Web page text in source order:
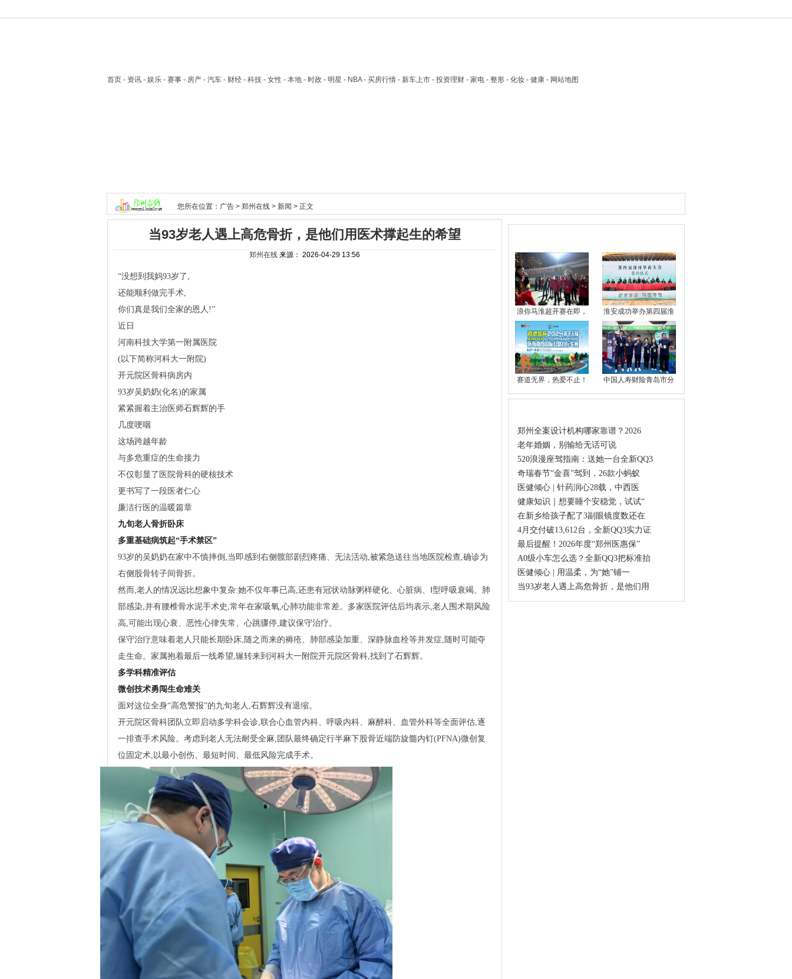
首页 - 资讯 - 娱乐 - 赛事 - 房产 - 汽车 - 财经 - 科技 - 女性 - 本地 - 时政 - 明星 - NBA - 买房行情 - 新车上市 - 投资理财 - 家电 - 整形 - 化妆 - 健康 - 网站地图
您所在位置： 广告 > 郑州在线 > 新闻 > 正文
当93岁老人遇上高危骨折，是他们用医术撑起生的希望
郑州在线 来源： 2026-04-29 13:56
“没想到我妈93岁了,
还能顺利做完手术,
你们真是我们全家的恩人!”
近日
河南科技大学第一附属医院
(以下简称河科大一附院)
开元院区骨科病房内
93岁吴奶奶(化名)的家属
紧紧握着主治医师石辉辉的手
几度哽咽
这场跨越年龄
与多危重症的生命接力
不仅彰显了医院骨科的硬核技术
更书写了一段医者仁心
廉洁行医的温暖篇章
九旬老人骨折卧床
多重基础病筑起“手术禁区”
93岁的吴奶奶在家中不慎摔倒,当即感到右侧髋部剧烈疼痛、无法活动,被紧急送往当地医院检查,确诊为
右侧股骨转子间骨折。
然而,老人的情况远比想象中复杂:她不仅年事已高,还患有冠状动脉粥样硬化、心脏病、Ⅰ型呼吸衰竭、肺
部感染,并有腰椎骨水泥手术史,常年在家吸氧,心肺功能非常差。多家医院评估后均表示,老人围术期风险
高,可能出现心衰、恶性心律失常、心跳骤停,建议保守治疗。
保守治疗意味着老人只能长期卧床,随之而来的褥疮、肺部感染加重、深静脉血栓等并发症,随时可能夺
走生命。家属抱着最后一线希望,辗转来到河科大一附院开元院区骨科,找到了石辉辉。
多学科精准评估
微创技术勇闯生命难关
面对这位全身“高危警报”的九旬老人,石辉辉没有退缩。
开元院区骨科团队立即启动多学科会诊,联合心血管内科、呼吸内科、麻醉科、血管外科等全面评估,逐
一排查手术风险。考虑到老人无法耐受全麻,团队最终确定行半麻下股骨近端防旋髓内钉(PFNA)微创复
位固定术,以最小创伤、最短时间、最低风险完成手术。
浪你马淮超开赛在即， 淮安成功举办第四届淮
赛道无界，热爱不止！ 中国人寿财险青岛市分
郑州全案设计机构哪家靠谱？2026
老年婚姻，别输给无话可说
520浪漫座驾指南：送她一台全新QQ3
奇瑞春节“金喜”驾到，26款小蚂蚁
医健倾心 | 针药润心28载，中西医
健康知识｜想要睡个安稳觉，试试“
在新乡给孩子配了3副眼镜度数还在
4月交付破13,612台，全新QQ3实力证
最后提醒！2026年度“郑州医惠保”
A0级小车怎么选？全新QQ3把标准抬
医健倾心 | 用温柔，为“她”铺一
当93岁老人遇上高危骨折，是他们用